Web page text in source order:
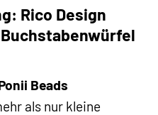
Rico Design
Beads
als nur kleine